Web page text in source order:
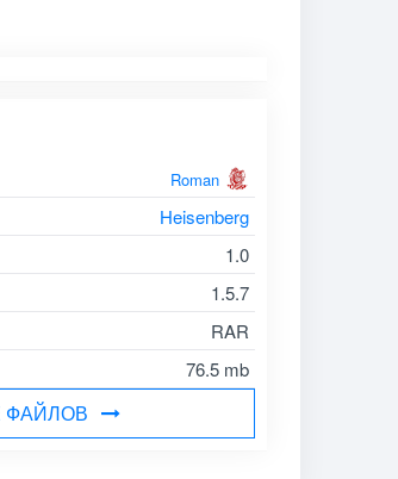
Roman
Heisenberg
1.0
1.5.7
RAR
76.5 mb
ФАЙЛОВ